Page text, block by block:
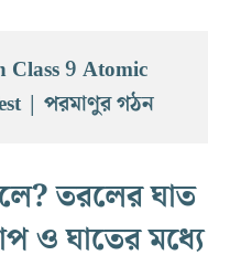
9 Atomic
| পরমাণুর গঠন
তরলের ঘাত
ও ঘাতের মধ্যে